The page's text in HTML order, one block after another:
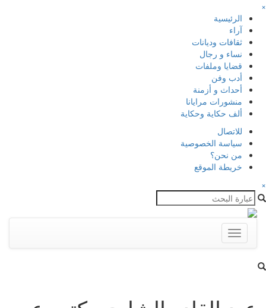
×
الرئيسية
آراء
ثقافات وديانات
نساء و رجال
قضايا وملفات
أدب وفن
أحداث و أزمنة
منشورات مرايانا
ألف حكاية وحكاية
للاتصال
سياسة الخصوصية
من نحن؟
خريطة الموقع
×
Toggle
navigation